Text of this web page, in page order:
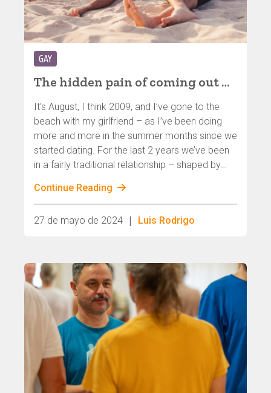
GAY
The hidden pain of coming out – „La Cortina“
It’s August, I think 2009, and I’ve gone to the
beach with my girlfriend – as I’ve been doing
more and more in the summer months since we
started dating. For the last 2 years we’ve been
in a fairly traditional relationship – shaped by
both of us pulls us out of this traditionalism.
Continue Reading
27 de mayo de 2024 | Luis Rodrigo